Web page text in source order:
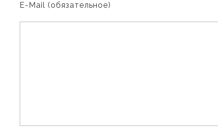
E-Mail (обязательное)